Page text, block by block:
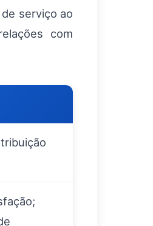
serviço ao
com